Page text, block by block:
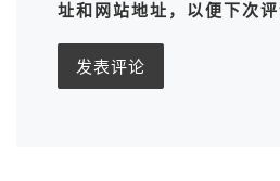
址和网站地址，以便下次评